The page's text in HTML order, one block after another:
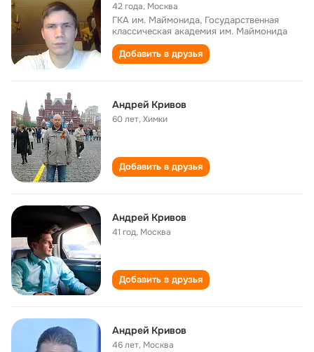
42 года, Москва
ГКА им. Маймонида, Государственная
классическая академия им. Маймонида
Добавить в друзья
Андрей Кривов
60 лет,Химки
Добавить в друзья
Андрей Кривов
41 год, Москва
Добавить в друзья
Андрей Кривов
46 лет, Москва